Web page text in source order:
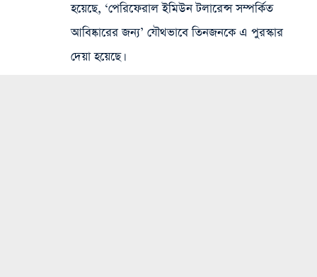
হয়েছে, ‘পেরিফেরাল ইমিউন টলারেন্স সম্পর্কিত
আবিষ্কারের জন্য’ যৌথভাবে তিনজনকে এ পুরস্কার
দেয়া হয়েছে।